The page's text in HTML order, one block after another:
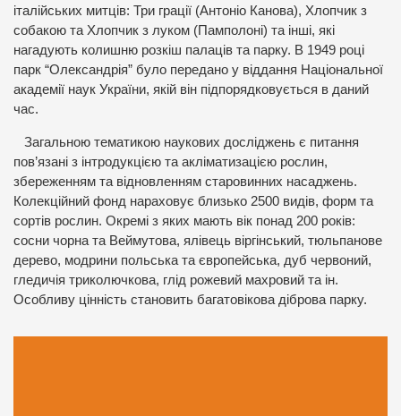
італійських митців: Три грації (Антоніо Канова), Хлопчик з
собакою та Хлопчик з луком (Памполоні) та інші, які
нагадують колишню розкіш палаців та парку. В 1949 році
парк “Олександрія” було передано у віддання Національної
академії наук України, якій він підпорядковується в даний
час.
Загальною тематикою наукових досліджень є питання
пов’язані з інтродукцією та акліматизацією рослин,
збереженням та відновленням старовинних насаджень.
Колекційний фонд нараховує близько 2500 видів, форм та
сортів рослин. Окремі з яких мають вік понад 200 років:
сосни чорна та Веймутова, ялівець віргінський, тюльпанове
дерево, модрини польська та європейська, дуб червоний,
гледичія триколючкова, глід рожевий махровий та ін.
Особливу цінність становить багатовікова діброва парку.